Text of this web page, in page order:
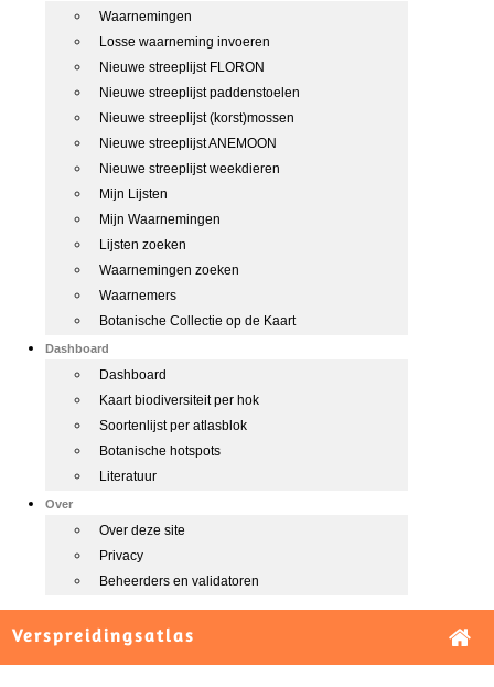
Waarnemingen
Losse waarneming invoeren
Nieuwe streeplijst FLORON
Nieuwe streeplijst paddenstoelen
Nieuwe streeplijst (korst)mossen
Nieuwe streeplijst ANEMOON
Nieuwe streeplijst weekdieren
Mijn Lijsten
Mijn Waarnemingen
Lijsten zoeken
Waarnemingen zoeken
Waarnemers
Botanische Collectie op de Kaart
Dashboard
Dashboard
Kaart biodiversiteit per hok
Soortenlijst per atlasblok
Botanische hotspots
Literatuur
Over
Over deze site
Privacy
Beheerders en validatoren
Verspreidingsatlas